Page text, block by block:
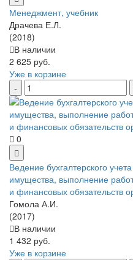
Менеджмент, учебник
Драчева Е.Л.
(2018)
В наличии
2 625 руб.
Уже в корзине
0
Ведение бухгалтерского
имущества, выполнение
и финансовых обязательств
Гомола А.И.
(2017)
В наличии
1 432 руб.
Уже в корзине